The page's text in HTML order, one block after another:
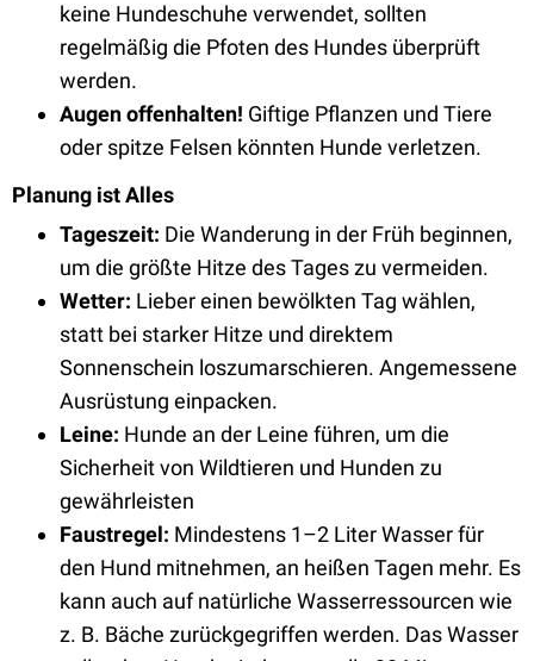
keine Hundeschuhe verwendet, sollten
regelmäßig die Pfoten des Hundes überprüft
werden.
Augen offenhalten! Giftige Pflanzen und Tiere
oder spitze Felsen könnten Hunde verletzen.
Planung ist Alles
Tageszeit: Die Wanderung in der Früh beginnen,
um die größte Hitze des Tages zu vermeiden.
Wetter: Lieber einen bewölkten Tag wählen,
statt bei starker Hitze und direktem
Sonnenschein loszumarschieren. Angemessene
Ausrüstung einpacken.
Leine: Hunde an der Leine führen, um die
Sicherheit von Wildtieren und Hunden zu
gewährleisten
Faustregel: Mindestens 1–2 Liter Wasser für
den Hund mitnehmen, an heißen Tagen mehr. Es
kann auch auf natürliche Wasserressourcen wie
z. B. Bäche zurückgegriffen werden. Das Wasser